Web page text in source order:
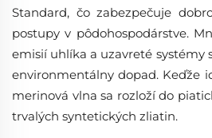
Standard, čo zabezpečuje
postupy v pôdohospodárstve.
emisií uhlíka a uzavreté systémy
environmentálny dopad. Keďže
merinová vlna sa rozloží do
trvalých syntetických zliatin.